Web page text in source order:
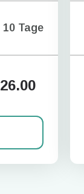
10 Tage
26.00